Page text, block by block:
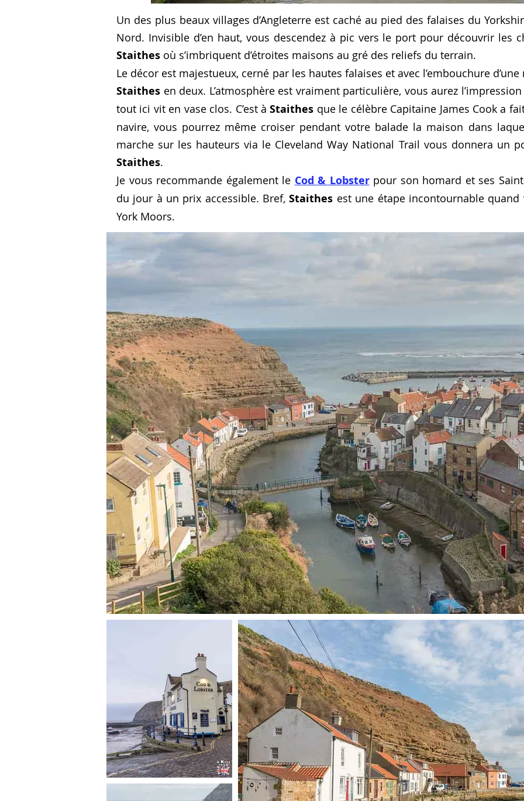
Un des plus beaux villages d’Angleterre est caché au pied des falaises du
Nord. Invisible d’en haut, vous descendez à pic vers le port pour découvrir les
Staithes où s’imbriquent d’étroites maisons au gré des reliefs du terrain.
Le décor est majestueux, cerné par les hautes falaises et avec l’embouchure
Staithes en deux. L’atmosphère est vraiment particulière, vous aurez
tout ici vit en vase clos. C’est àStaithes que le célèbre Capitaine James Cook a
navire, vous pourrez même croiser pendant votre balade la maison dans
marche sur les hauteurs via le Cleveland Way National Trail vous donnera un
Staithes.
Je vous recommande également le Cod & Lobsterpour son homard et ses
du jour à un prix accessible. Bref,Staithes est une étape incontournable
York Moors.